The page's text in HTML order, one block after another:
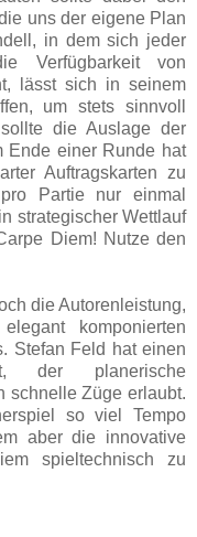
uns der eigene Plan
in dem sich jeder
Verfügbarkeit von
lässt sich in seinem
um stets sinnvoll
die Auslage der
Ende einer Runde hat
Auftragskarten zu
Partie nur einmal
strategischer Wettlauf
Diem! Nutze den
die Autorenleistung,
komponierten
Stefan Feld hat einen
der planerische
schnelle Züge erlaubt.
so viel Tempo
aber die innovative
spieltechnisch zu